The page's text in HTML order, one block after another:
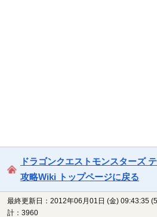
ドラゴンクエストモンスターズ
攻略Wiki トップページに戻る
最終更新日：2012年06月01日 (金) 09:43:35
計：3960